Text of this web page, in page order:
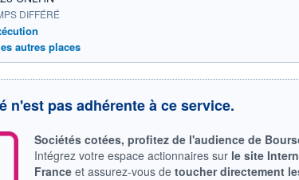
DIFFÉRÉ
autres places
n'est pas adhérente à ce service.
Sociétés cotées, profitez de l'audience de
Intégrez votre espace actionnaires sur le site
France et assurez-vous detoucher directement